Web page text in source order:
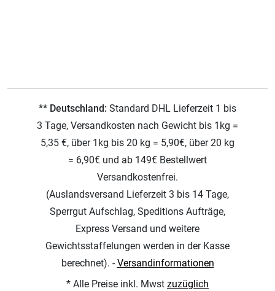
** Deutschland: Standard DHL Lieferzeit 1 bis
3 Tage, Versandkosten nach Gewicht bis 1kg =
5,35 €, über 1kg bis 20 kg = 5,90€, über 20 kg
= 6,90€ und ab 149€ Bestellwert
Versandkostenfrei.
(Auslandsversand Lieferzeit 3 bis 14 Tage,
Sperrgut Aufschlag, Speditions Aufträge,
Express Versand und weitere
Gewichtsstaffelungen werden in der Kasse
berechnet). -Versandinformationen
* Alle Preise inkl. Mwst zuzüglich